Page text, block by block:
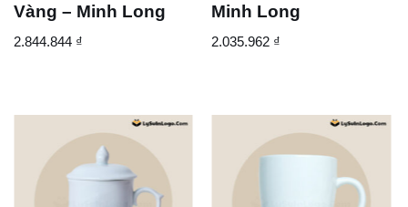
Vàng – Minh Long
2.844.844 ₫
Minh Long
2.035.962 ₫